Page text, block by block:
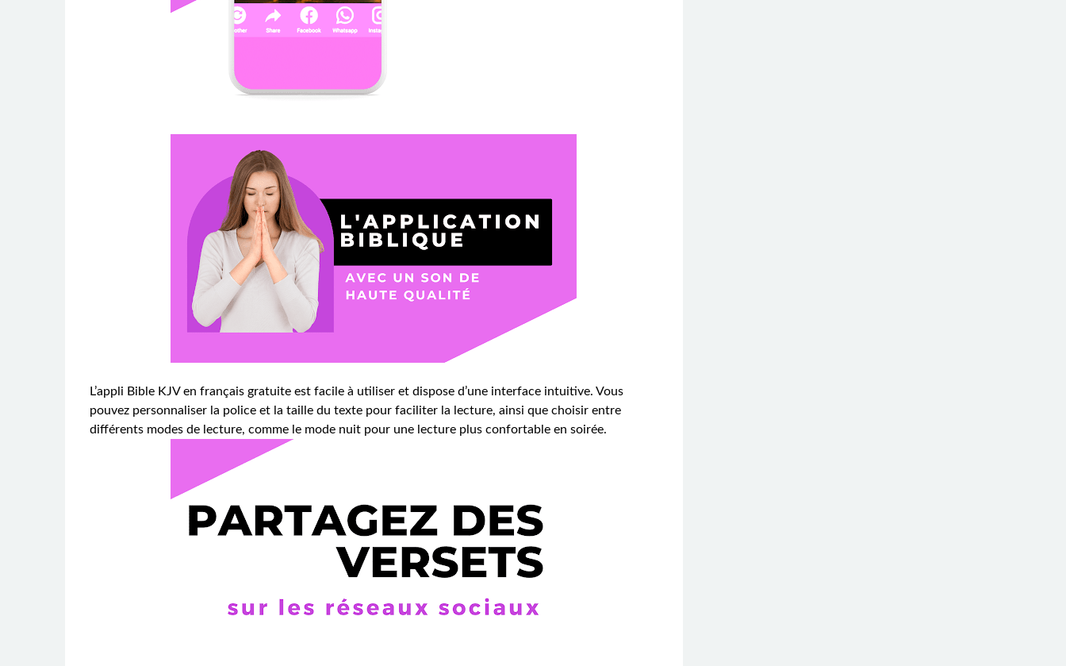
L’appli Bible KJV en français gratuite est facile à utiliser et dispose d’une interface intuitive. Vous
pouvez personnaliser la police et la taille du texte pour faciliter la lecture, ainsi que choisir entre
différents modes de lecture, comme le mode nuit pour une lecture plus confortable en soirée.